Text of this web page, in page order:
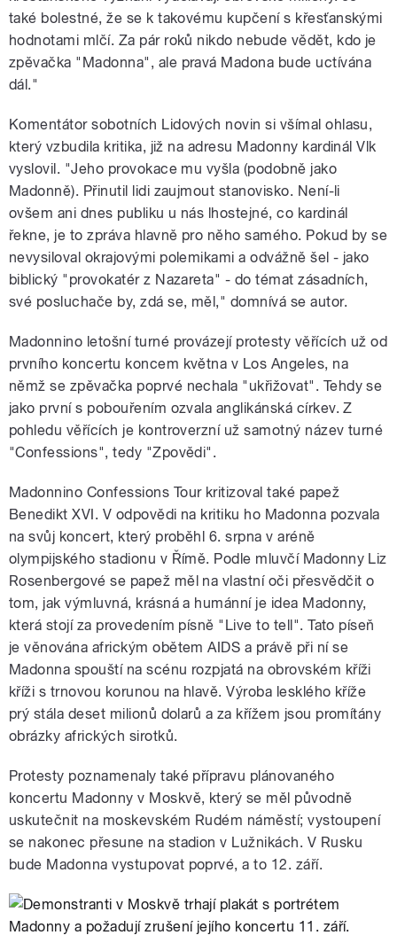
také bolestné, že se k takovému kupčení s křesťanskými
hodnotami mlčí. Za pár roků nikdo nebude vědět, kdo je
zpěvačka "Madonna", ale pravá Madona bude uctívána
dál."
Komentátor sobotních Lidových novin si všímal ohlasu,
který vzbudila kritika, již na adresu Madonny kardinál Vlk
vyslovil. "Jeho provokace mu vyšla (podobně jako
Madonně). Přinutil lidi zaujmout stanovisko. Není-li
ovšem ani dnes publiku u nás lhostejné, co kardinál
řekne, je to zpráva hlavně pro něho samého. Pokud by se
nevysiloval okrajovými polemikami a odvážně šel - jako
biblický "provokatér z Nazareta" - do témat zásadních,
své posluchače by, zdá se, měl," domnívá se autor.
Madonnino letošní turné provázejí protesty věřících už od
prvního koncertu koncem května v Los Angeles, na
němž se zpěvačka poprvé nechala "ukřižovat". Tehdy se
jako první s pobouřením ozvala anglikánská církev. Z
pohledu věřících je kontroverzní už samotný název turné
"Confessions", tedy "Zpovědi".
Madonnino Confessions Tour kritizoval také papež
Benedikt XVI. V odpovědi na kritiku ho Madonna pozvala
na svůj koncert, který proběhl 6. srpna v aréně
olympijského stadionu v Římě. Podle mluvčí Madonny Liz
Rosenbergové se papež měl na vlastní oči přesvědčit o
tom, jak výmluvná, krásná a humánní je idea Madonny,
která stojí za provedením písně "Live to tell". Tato píseň
je věnována africkým obětem AIDS a právě při ní se
Madonna spouští na scénu rozpjatá na obrovském kříži
kříži s trnovou korunou na hlavě. Výroba lesklého kříže
prý stála deset milionů dolarů a za křížem jsou promítány
obrázky afrických sirotků.
Protesty poznamenaly také přípravu plánovaného
koncertu Madonny v Moskvě, který se měl původně
uskutečnit na moskevském Rudém náměstí; vystoupení
se nakonec přesune na stadion v Lužnikách. V Rusku
bude Madonna vystupovat poprvé, a to 12. září.